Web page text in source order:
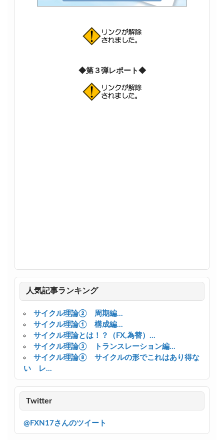
◆第３弾レポート◆
人気記事ランキング
サイクル理論② 周期編...
サイクル理論① 構成編...
サイクル理論とは！？（FX,為替）...
サイクル理論③ トランスレーション編...
サイクル理論⑧ サイクルの形でこれはあり得な
い レ...
Twitter
@FXN17さんのツイート